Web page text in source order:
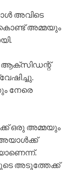
അവിടെ
അമ്മയും
ആക്സിഡന്റ്
നേരെ
ഒരു അമ്മയും
അടുത്തേക്ക്